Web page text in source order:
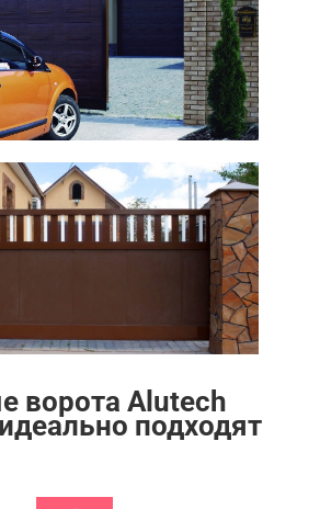
ворота Alutech
подходят